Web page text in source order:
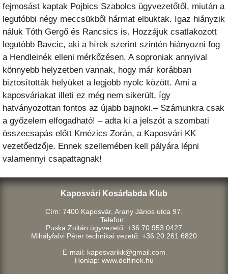
fejmosást kaptak Pojbics Szabolcs ügyvezetőtől, miután a
legutóbbi négy meccsükből hármat elbuktak. Igaz hiányzik
náluk Tóth Gergő és Rancsics is. Hozzájuk csatlakozott
legutóbb Bavcic, aki a hírek szerint szintén hiányozni fog
a Hendleinék elleni mérkőzésen. A soproniak annyival
könnyebb helyzetben vannak, hogy már korábban
biztosították helyüket a legjobb nyolc között. Ami a
kaposváriakat illeti ez még nem sikerült, így
hatványozottan fontos az újabb bajnoki.– Számunkra csak
a győzelem elfogadható! – adta ki a jelszót a szombati
összecsapás előtt Kmézics Zorán, a Kaposvári KK
vezetőedzője. Ennek szellemében kell pályára lépni
valamennyi csapattagnak!
Kaposvári Kosárlabda Klub
Cím: 7400 Kaposvár, Arany János utca 97.
Telefon:
Puska Zoltán ügyvezető: +36 70 953 0427
Mihályfalvi Péter technikai vezető: +36 20 261 6820
E-mail: kaposvarikk@gmail.com
Honlap: www.delfinek.hu